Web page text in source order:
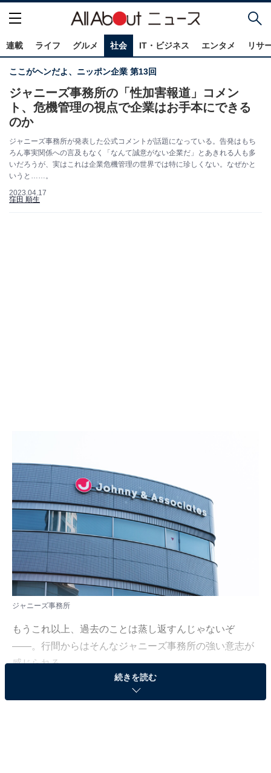
連載 ライフ グルメ 社会 IT・ビジネス エンタメ リサ
ここがヘンだよ、ニッポン企業 第13回
ジャニーズ事務所の「性加害報道」コメン
ト、危機管理の視点で企業はお手本にできる
のか
ジャニーズ事務所が発表した公式コメントが話題になっている。告発はもち
ろん事実関係への言及もなく「なんて誠意がない企業だ」とあきれる人も多
いだろうが、実はこれは企業危機管理の世界では特に珍しくない。なぜかと
いうと……。
2023.04.17
窪田 順生
ジャニーズ事務所
もうこれ以上、過去のことは蒸し返すんじゃないぞ
――。行間からはそんなジャニーズ事務所の強い意志が
感じられる。
続きを読む